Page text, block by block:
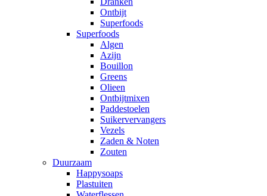
Ontbijt
Superfoods
Superfoods
Algen
Azijn
Bouillon
Greens
Olieen
Ontbijtmixen
Paddestoelen
Suikervervangers
Vezels
Zaden & Noten
Zouten
Duurzaam
Happysoaps
Plastuiten